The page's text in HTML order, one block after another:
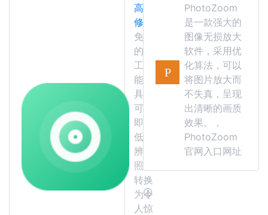
高清
修复
免费
的人
工智
能工
具，
可立
即将
低分
辨率
照片
转换
为令
人惊
PhotoZoom
是一款强大的
图像无损放大
软件，采用优
化算法，可以
将图片放大而
不失真，呈现
出清晰的画质
效果。，
PhotoZoom
官网入口网址